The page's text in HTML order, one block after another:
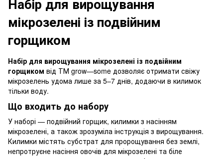
Набір для вирощування
мікрозелені із подвійним
горщиком
Набір для вирощування мікрозелені із подвійним
горщиком від ТМ grow—some дозволяє отримати свіжу
мікрозелень удома лише за 5–7 днів, додаючи в килимок
тільки воду.
Що входить до набору
У наборі — подвійний горщик, килимки з насінням
мікрозелені, а також зрозуміла інструкція з вирощування.
Килимки містять субстрат для пророщування без землі,
непротруєне насіння овочів для мікрозелені та біле